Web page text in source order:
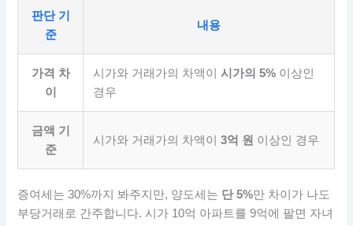
판단 기
준
내용
가격 차
이
시가와 거래가의 차액이시가의 5% 이상인
경우
금액 기
준
시가와 거래가의 차액이3억 원 이상인 경우
증여세는 30%까지 봐주지만, 양도세는 단 5%만 차이가 나도
부당거래로 간주합니다. 시가 10억 아파트를 9억에 팔면 자녀